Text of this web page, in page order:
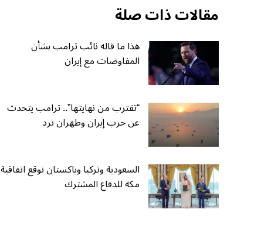
مقالات ذات صلة
هذا ما قاله نائب ترامب بشأن
المفاوضات مع إيران
“تقترب من نهايتها”.. ترامب يتحدث
عن حرب إيران وطهران ترد
السعودية وتركيا وباكستان توقع اتفاقية
مكة للدفاع المشترك